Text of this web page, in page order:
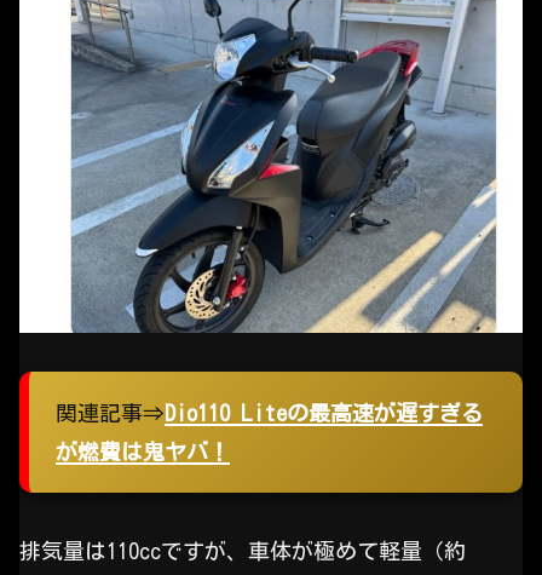
関連記事⇒ Dio110 Liteの最高速が遅すぎる
が燃費は鬼ヤバ！
排気量は110ccですが、車体が極めて軽量（約